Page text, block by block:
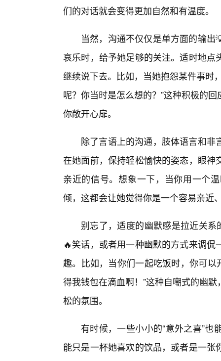
们的对话就会变得更加自然和有温度。
当然，沟通不仅仅是单方面的输
哀乐时，给予她足够的关注。适时地
继续说下去。比如，当她抱怨某件事时
呢？你当时是怎么想的？”这种积极的
你敞开心扉。
除了言语上的沟通，肢体语言和
在她面前，保持轻松愉快的姿态，眼
亲近的信号。想象一下，当你用一个
倾，这都会让她觉得你是一个容易亲近
别忘了，适度的幽默感是拉近关系
🔥笑话，或者用一种幽默的方式来调
趣。比如，当你们一起吃饭时，你可以
得我钱包在滴血啊！”这种自嘲式的幽
松的氛围。
有时候，一些小小的“意外之喜”
能只是一杯她喜欢的饮品，或者是一